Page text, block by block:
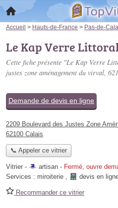
Accueil > Hauts-de-France > Pas-de-
Le Kap Verre
Cette fiche présente "Le Kap Verre
justes zone aménagement du virval,
Demande de devis en ligne
2209 Boulevard des Justes Zone
62100 Calais
📞 Appeler ce vitrier
Vitrier - artisan - Fermé, ouvre
Services : miroiterie , devis en
Recommander ce vitrier